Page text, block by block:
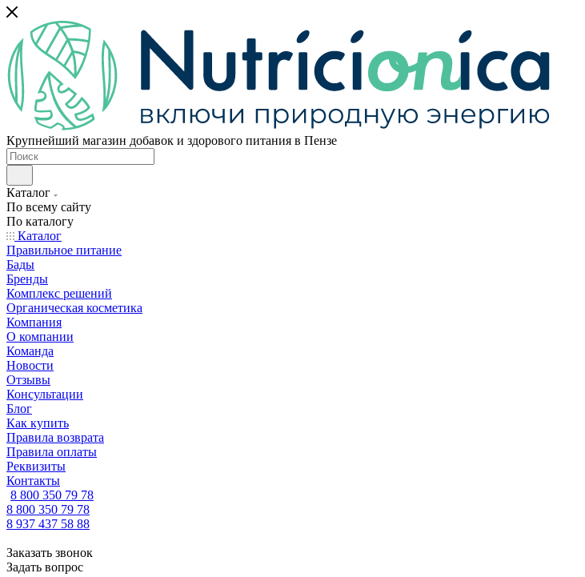
Крупнейший магазин добавок и здорового питания в Пензе
Каталог
По всему сайту
По каталогу
Каталог
Правильное питание
Бады
Бренды
Комплекс решений
Органическая косметика
Компания
О компании
Команда
Новости
Отзывы
Консультации
Блог
Как купить
Правила возврата
Правила оплаты
Реквизиты
Контакты
8 800 350 79 78
8 800 350 79 78
8 937 437 58 88
Заказать звонок
Задать вопрос